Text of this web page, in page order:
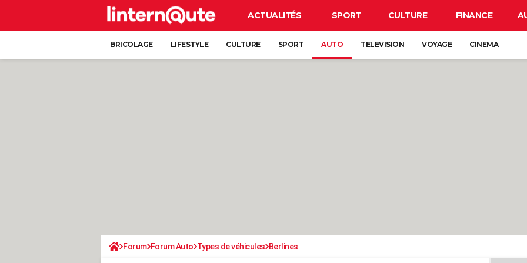
ACTUALITÉS SPORT CULTURE FINANCE
BRICOLAGE LIFESTYLE CULTURE SPORT AUTO TELEVISION VOYAGE CINEMA
Forum Forum Auto Types de véhicules Berlines